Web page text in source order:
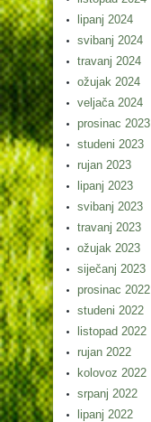
lipanj 2024
svibanj 2024
travanj 2024
ožujak 2024
veljača 2024
prosinac 2023
studeni 2023
rujan 2023
lipanj 2023
svibanj 2023
travanj 2023
ožujak 2023
siječanj 2023
prosinac 2022
studeni 2022
listopad 2022
rujan 2022
kolovoz 2022
srpanj 2022
lipanj 2022